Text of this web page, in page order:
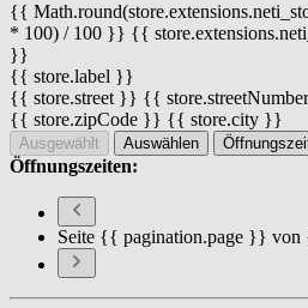
{{
* 100) / 100 }} {{
}}
{{ store.label }}
{{ store.street }} {{
{{ store.zipCode }} {{ store.city }}
Ausgewählt Auswählen
Öffnungszeiten:
Seite {{ pagination.page }}